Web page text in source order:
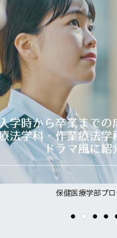
写
真
集
保健医療学部開設